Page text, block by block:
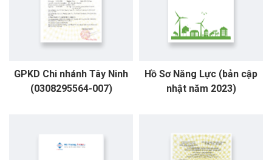
GPKD Chi nhánh Tây Ninh
(0308295564-007)
Hồ Sơ Năng Lực (bản cập
nhật năm 2023)